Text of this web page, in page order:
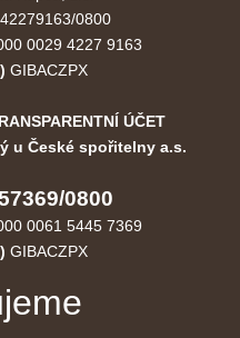
0800
0029 4227 9163
GIBACZPX
ÚČET
u České spořitelny a.s.
0800
0061 5445 7369
GIBACZPX